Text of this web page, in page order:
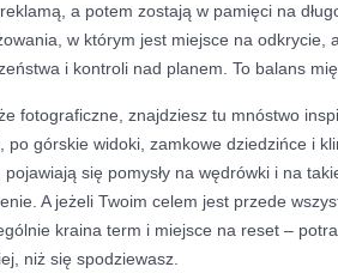
a potem zostają w pamięci na
w którym jest miejsce na odkrycie,
i kontroli nad planem. To balans
fotograficzne, znajdziesz tu mnóstwo
po górskie widoki, zamkowe dziedzińce i
się pomysły na wędrówki i na
A jeżeli Twoim celem jest przede
kraina term i miejsce na reset –
niż się spodziewasz.